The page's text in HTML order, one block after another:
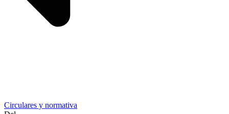
Circulares y normativa